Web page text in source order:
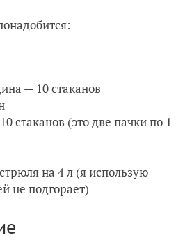
— 10 стаканов
стаканов (это две пачки по 1
на 4 л (я использую
не подгорает)